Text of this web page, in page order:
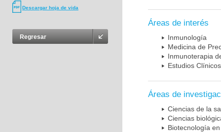
Descargar hoja de vida
Regresar
Áreas de interés
Inmunología
Medicina de
Inmunoterapia
Estudios Clínicos
Áreas de
Ciencias de la
Ciencias
Biotecnología